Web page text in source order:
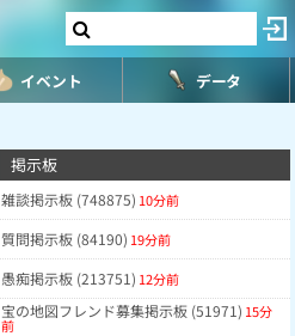
イベント データ
掲示板
雑談掲示板 (748875) 10分前
質問掲示板 (84190) 19分前
愚痴掲示板 (213751) 12分前
宝の地図フレンド募集掲示板 (51971) 15分
前